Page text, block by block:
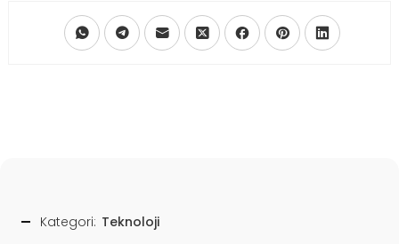
Kategori: Teknoloji